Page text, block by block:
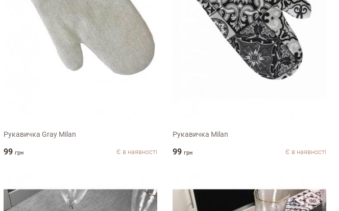
Рукавичка Gray Milan
99 грн Є в наявності
Рукавичка Milan
99 грн Є в наявності